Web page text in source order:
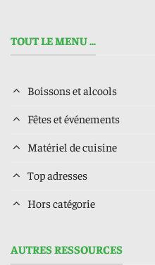
TOUT LE MENU ...
Boissons et alcools
Fêtes et événements
Matériel de cuisine
Top adresses
Hors catégorie
AUTRES RESSOURCES